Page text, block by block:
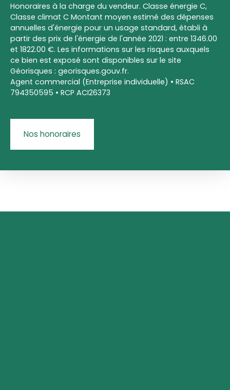
Honoraires à la charge du vendeur. Classe énergie C,
Classe climat C Montant moyen estimé des dépenses
annuelles d'énergie pour un usage standard, établi à
partir des prix de l'énergie de l'année 2021 : entre 1346.00
et 1822.00 €. Les informations sur les risques auxquels
ce bien est exposé sont disponibles sur le site
Géorisques : georisques.gouv.fr.
Agent commercial (Entreprise individuelle) • RSAC
794350595 • RCP ACI26373
Nos honoraires